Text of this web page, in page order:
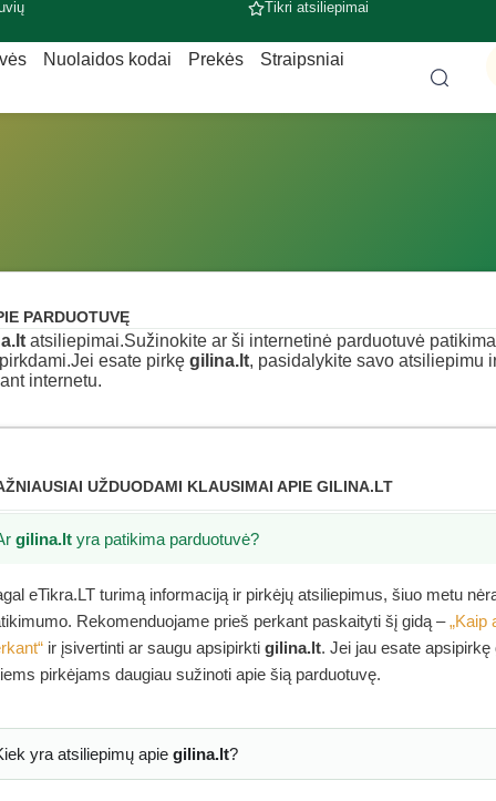
Tikri atsiliepimai
Nuolaidos kodai Prekės Straipsniai
PARDUOTUVĘ
atsiliepimai.Sužinokite ar ši internetinė parduotuvė
esate pirkę gilina.lt, pasidalykite savo atsiliepimu
internetu.
UŽDUODAMI KLAUSIMAI APIE GILINA.LT
gilina.lt yra patikima parduotuvė?
eTikra.LT turimą informaciją ir pirkėjų atsiliepimus, šiuo metu
Rekomenduojame prieš perkant paskaityti šį gidą –„Kaip
ir įsivertinti ar saugu apsipirkti gilina.lt. Jei jau esate apsipirkę
pirkėjams daugiau sužinoti apie šią parduotuvę.
yra atsiliepimų apie gilina.lt?